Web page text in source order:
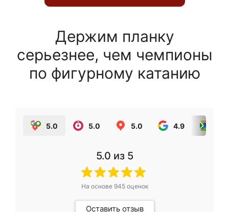
Держим планку
серьезнее, чем чемпионы
по фигурному катанию
5.0 5.0 5.0 4.9
5.0 из 5
На основе 945оценок
Оставить отзыв